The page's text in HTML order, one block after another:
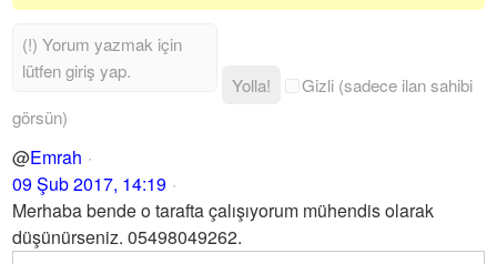
Yolla!
Gizli (sadece ilan sahibi
görsün)
@Emrah
09 Şub 2017, 14:19
Merhaba bende o tarafta çalışıyorum mühendis olarak
düşünürseniz. 05498049262.